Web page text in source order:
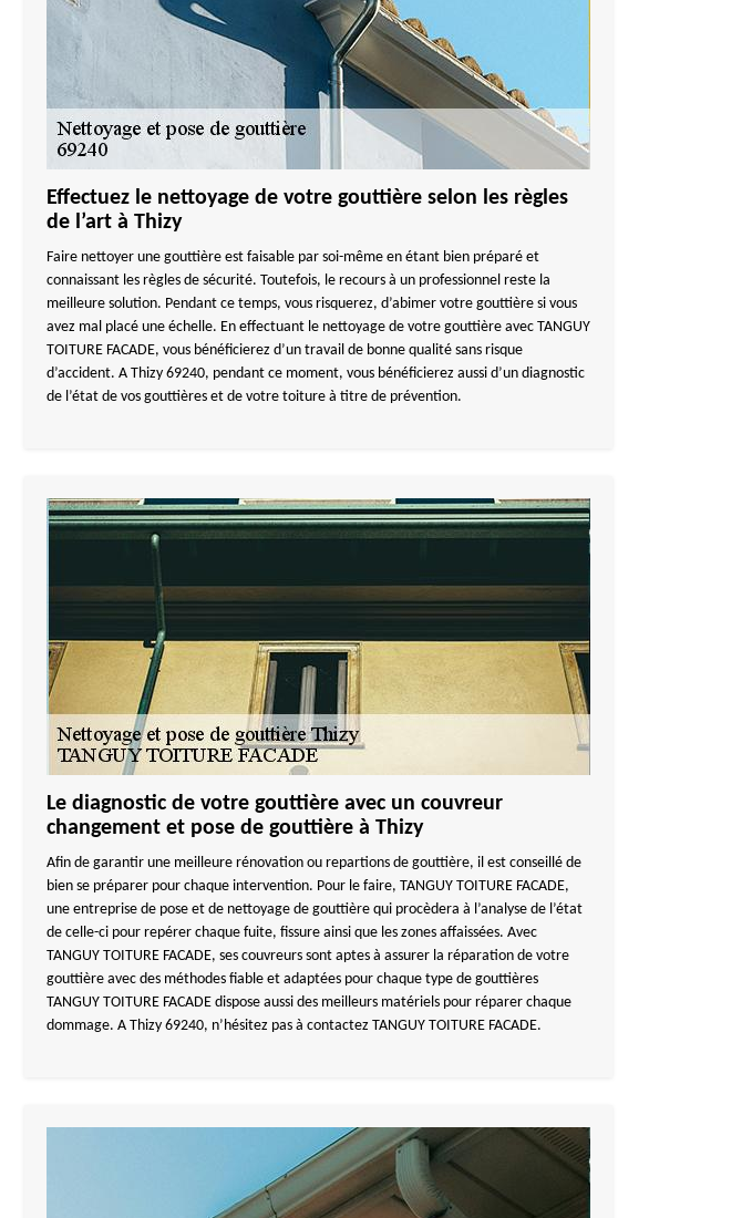
Effectuez le nettoyage de votre gouttière selon les règles
de l’art à Thizy
Faire nettoyer une gouttière est faisable par soi-même en étant bien préparé et
connaissant les règles de sécurité. Toutefois, le recours à un professionnel reste la
meilleure solution. Pendant ce temps, vous risquerez, d’abimer votre gouttière si vous
avez mal placé une échelle. En effectuant le nettoyage de votre gouttière avec TANGUY
TOITURE FACADE, vous bénéficierez d’un travail de bonne qualité sans risque
d’accident. A Thizy 69240, pendant ce moment, vous bénéficierez aussi d’un diagnostic
de l’état de vos gouttières et de votre toiture à titre de prévention.
Le diagnostic de votre gouttière avec un couvreur
changement et pose de gouttière à Thizy
Afin de garantir une meilleure rénovation ou repartions de gouttière, il est conseillé de
bien se préparer pour chaque intervention. Pour le faire, TANGUY TOITURE FACADE,
une entreprise de pose et de nettoyage de gouttière qui procèdera à l’analyse de l’état
de celle-ci pour repérer chaque fuite, fissure ainsi que les zones affaissées. Avec
TANGUY TOITURE FACADE, ses couvreurs sont aptes à assurer la réparation de votre
gouttière avec des méthodes fiable et adaptées pour chaque type de gouttières
TANGUY TOITURE FACADE dispose aussi des meilleurs matériels pour réparer chaque
dommage. A Thizy 69240, n’hésitez pas à contactez TANGUY TOITURE FACADE.